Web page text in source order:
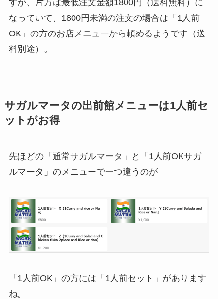
すが、片方は最低注文金額1800円（送料無料）に
なっていて、1800円未満の注文の場合は「1人前
OK」の方のお店メニューから頼めるようです（送
料別途）。
サガルマータの出前館メニューは1人前セ
ットがお得
先ほどの「通常サガルマータ」と「1人前OKサガ
ルマータ」のメニューで一つ違うのが
「1人前OK」の方には「1人前セット」があります
ね。